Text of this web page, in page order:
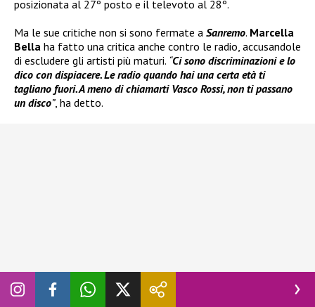
posizionata al 27º posto e il televoto al 28º.
Ma le sue critiche non si sono fermate a Sanremo. Marcella
Bella ha fatto una critica anche contro le radio, accusandole
di escludere gli artisti più maturi. “Ci sono discriminazioni e lo
dico con dispiacere. Le radio quando hai una certa età ti
tagliano fuori. A meno di chiamarti Vasco Rossi, non ti passano
un disco”, ha detto.